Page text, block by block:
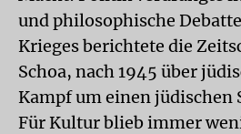
und philosophische
Krieges berichtete die
Schoa, nach 1945 über
Kampf um einen jüdischen
Für Kultur blieb immer